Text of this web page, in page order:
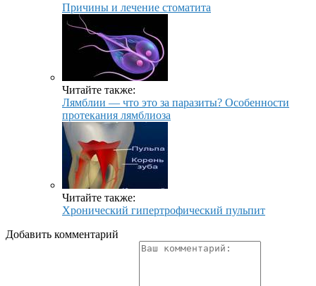
Причины и лечение стоматита
Читайте также:
Лямблии — что это за паразиты? Особенности
протекания лямблиоза
Читайте также:
Хронический гипертрофический пульпит
Добавить комментарий